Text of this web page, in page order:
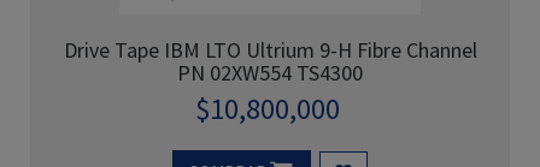
Drive Tape IBM LTO Ultrium 9-H Fibre Channel
PN 02XW554 TS4300
$10,800,000